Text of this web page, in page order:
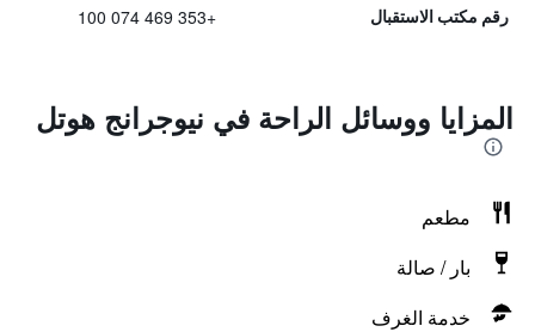
رقم مكتب الاستقبال +353 469 074 100
المزايا ووسائل الراحة في نيوجرانج هوتل
مطعم
بار / صالة
خدمة الغرف